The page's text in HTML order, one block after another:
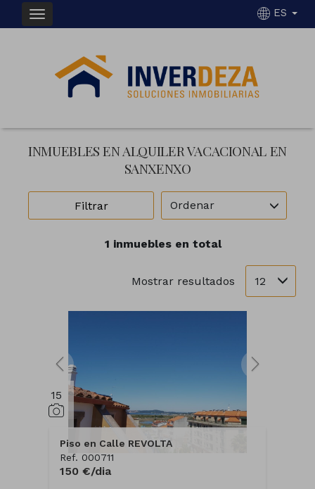
ES
INMUEBLES EN ALQUILER VACACIONAL EN
SANXENXO
Filtrar Ordenar
1 inmuebles en total
Mostrar resultados 12
15
Piso en Calle REVOLTA
Ref. 000711
150 €/dia